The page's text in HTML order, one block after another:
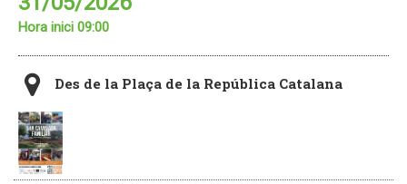
Hora inici 09:00
Des de la Plaça de la República Catalana